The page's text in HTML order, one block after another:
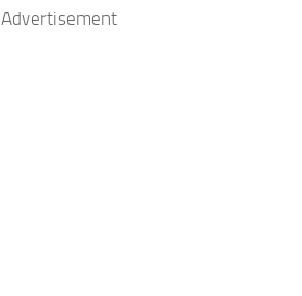
Advertisement